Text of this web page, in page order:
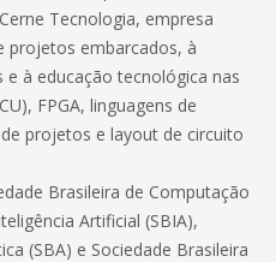
Tecnologia, empresa
projetos embarcados, à
à educação tecnológica nas
FPGA, linguagens de
projetos e layout de circuito
Brasileira de Computação
Artificial (SBIA),
(SBA) e Sociedade Brasileira